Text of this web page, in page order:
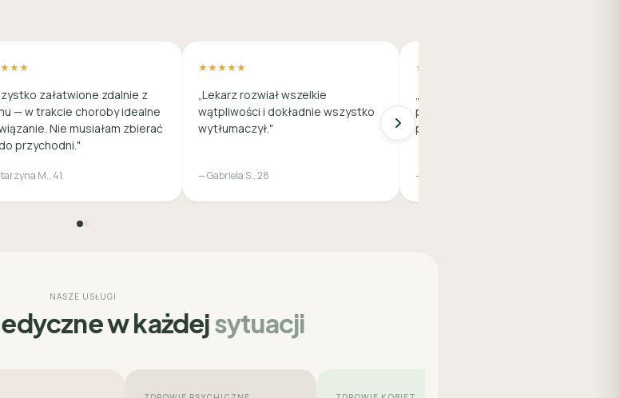
załatwione zdalnie z
— w trakcie choroby idealne
Nie musiałam zbierać
przychodni."
M., 41
★★★★★
„Lekarz rozwiał wszelkie
wątpliwości i dokładnie wszystko
wytłumaczył."
— Gabriela S., 28
★★★★★
„Bardzo polecam! Cała wizyta
przebiegła bardzo sprawnie i
profesjonalnie."
— Joanna W., 35
NASZE USŁUGI
w każdejsytuacji